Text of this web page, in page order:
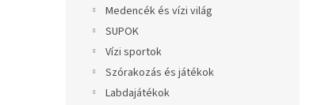
Medencék és vízi világ
SUPOK
Vízi sportok
Szórakozás és játékok
Labdajátékok